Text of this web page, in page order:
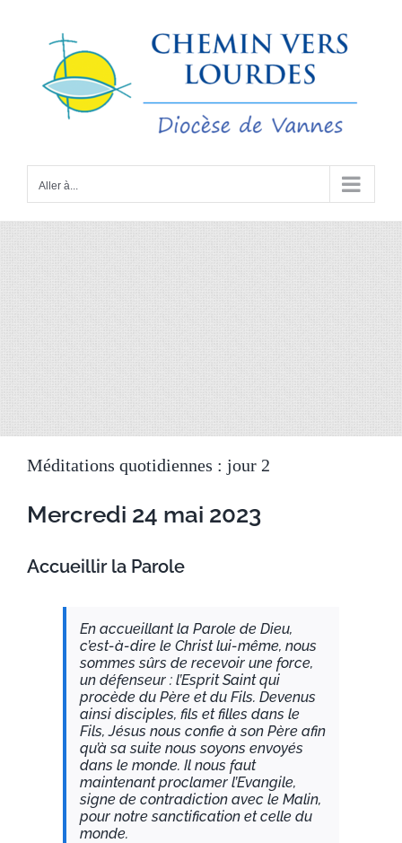
contenu
Aller à...
Méditations quotidiennes : jour 2
Mercredi 24 mai 2023
Accueillir la Parole
En accueillant la Parole de Dieu,
c’est-à-dire le Christ lui-même, nous
sommes sûrs de recevoir une force,
un défenseur : l’Esprit Saint qui
procède du Père et du Fils. Devenus
ainsi disciples, fils et filles dans le
Fils, Jésus nous confie à son Père afin
qu’à sa suite nous soyons envoyés
dans le monde. Il nous faut
maintenant proclamer l’Evangile,
signe de contradiction avec le Malin,
pour notre sanctification et celle du
monde.